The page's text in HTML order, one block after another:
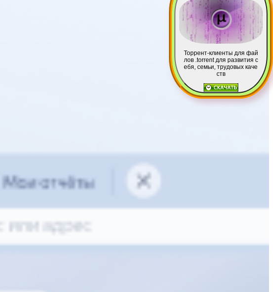
Торрент-клиенты для фай
лов .torrent для развития с
ебя, семьи, трудовых каче
ств